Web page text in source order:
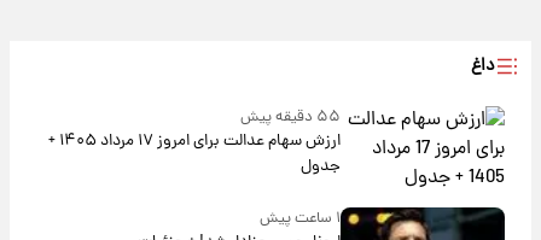
داغ
۵۵ دقیقه پیش
ارزش سهام عدالت برای امروز ۱۷ مرداد ۱۴۰۵ +
جدول
۱ ساعت پیش